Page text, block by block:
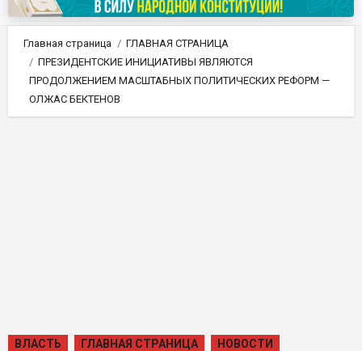
Главная страница
ГЛАВНАЯ СТРАНИЦА
ПРЕЗИДЕНТСКИЕ ИНИЦИАТИВЫ ЯВЛЯЮТСЯ
ПРОДОЛЖЕНИЕМ МАСШТАБНЫХ ПОЛИТИЧЕСКИХ РЕФОРМ —
ОЛЖАС БЕКТЕНОВ
ВЛАСТЬ ГЛАВНАЯ СТРАНИЦА НОВОСТИ